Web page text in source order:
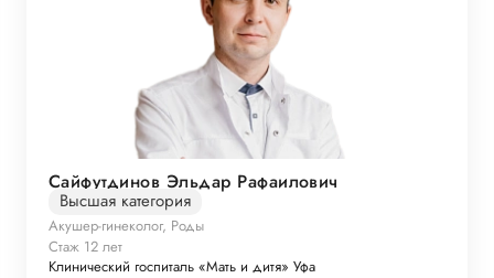
Сайфутдинов Эльдар Рафаилович
Высшая категория
Акушер-гинеколог, Роды
Стаж 12 лет
Клинический госпиталь «Мать и дитя» Уфа